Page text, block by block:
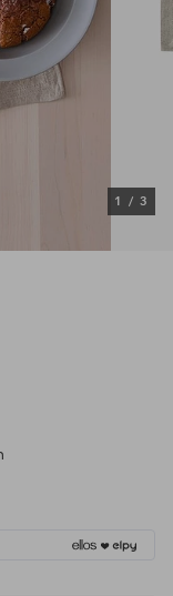
1 / 3